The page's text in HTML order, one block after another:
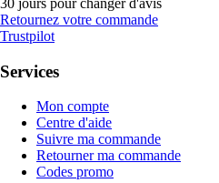
30 jours pour changer d'avis
Retournez votre commande
Trustpilot
Services
Mon compte
Centre d'aide
Suivre ma commande
Retourner ma commande
Codes promo